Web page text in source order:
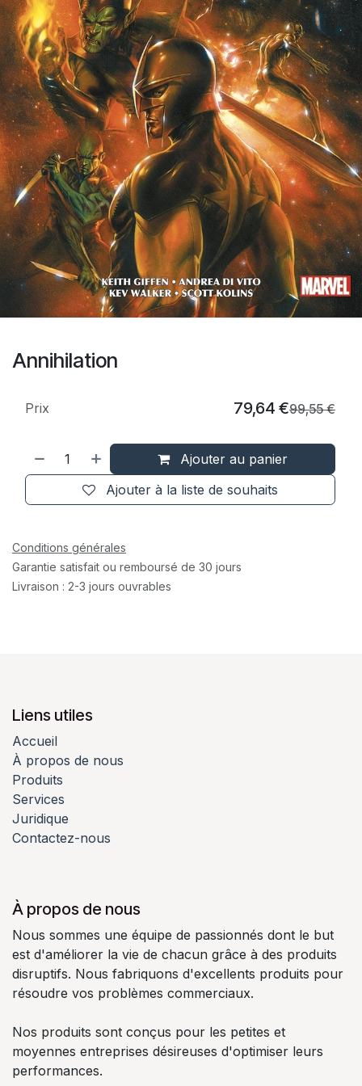
Annihilation
Ajouter au panier
Ajouter à la liste de souhaits
Prix 79,64 €99,55€
Conditions générales
Garantie satisfait ou remboursé de 30 jours
Livraison : 2-3 jours ouvrables
Liens utiles
Accueil
À propos de nous
Produits
Services
Juridique
Contactez-nous
À propos de nous
Nous sommes une équipe de passionnés dont le but
est d'améliorer la vie de chacun grâce à des produits
disruptifs. Nous fabriquons d'excellents produits pour
résoudre vos problèmes commerciaux.
Nos produits sont conçus pour les petites et
moyennes entreprises désireuses d'optimiser leurs
performances.